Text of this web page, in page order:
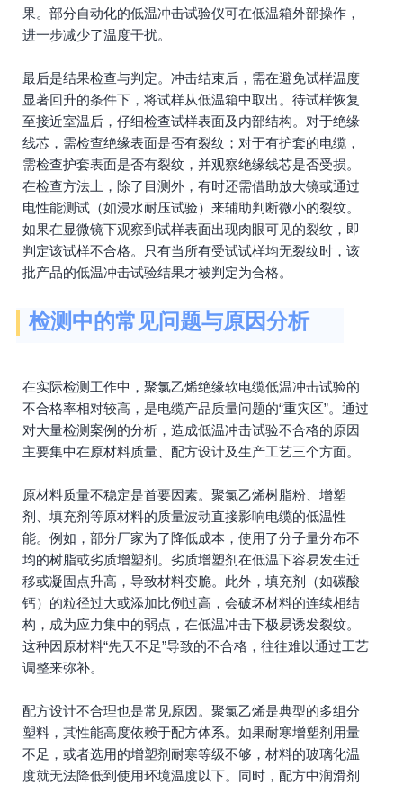
果。部分自动化的低温冲击试验仪可在低温箱外部操作，
进一步减少了温度干扰。
最后是结果检查与判定。冲击结束后，需在避免试样温度
显著回升的条件下，将试样从低温箱中取出。待试样恢复
至接近室温后，仔细检查试样表面及内部结构。对于绝缘
线芯，需检查绝缘表面是否有裂纹；对于有护套的电缆，
需检查护套表面是否有裂纹，并观察绝缘线芯是否受损。
在检查方法上，除了目测外，有时还需借助放大镜或通过
电性能测试（如浸水耐压试验）来辅助判断微小的裂纹。
如果在显微镜下观察到试样表面出现肉眼可见的裂纹，即
判定该试样不合格。只有当所有受试试样均无裂纹时，该
批产品的低温冲击试验结果才被判定为合格。
检测中的常见问题与原因分析
在实际检测工作中，聚氯乙烯绝缘软电缆低温冲击试验的
不合格率相对较高，是电缆产品质量问题的“重灾区”。通过
对大量检测案例的分析，造成低温冲击试验不合格的原因
主要集中在原材料质量、配方设计及生产工艺三个方面。
原材料质量不稳定是首要因素。聚氯乙烯树脂粉、增塑
剂、填充剂等原材料的质量波动直接影响电缆的低温性
能。例如，部分厂家为了降低成本，使用了分子量分布不
均的树脂或劣质增塑剂。劣质增塑剂在低温下容易发生迁
移或凝固点升高，导致材料变脆。此外，填充剂（如碳酸
钙）的粒径过大或添加比例过高，会破坏材料的连续相结
构，成为应力集中的弱点，在低温冲击下极易诱发裂纹。
这种因原材料“先天不足”导致的不合格，往往难以通过工艺
调整来弥补。
配方设计不合理也是常见原因。聚氯乙烯是典型的多组分
塑料，其性能高度依赖于配方体系。如果耐寒增塑剂用量
不足，或者选用的增塑剂耐寒等级不够，材料的玻璃化温
度就无法降低到使用环境温度以下。同时，配方中润滑剂